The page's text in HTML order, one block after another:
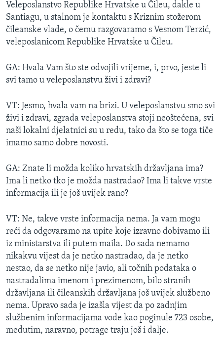
Veleposlanstvo Republike Hrvatske u Čileu, dakle u
Santiagu, u stalnom je kontaktu s Kriznim stožerom
čileanske vlade, o čemu razgovaramo s Vesnom Terzić,
veleposlanicom Republike Hrvatske u Čileu.
GA: Hvala Vam što ste odvojili vrijeme, i, prvo, jeste li
svi tamo u veleposlanstvu živi i zdravi?
VT: Jesmo, hvala vam na brizi. U veleposlanstvu smo svi
živi i zdravi, zgrada veleposlanstva stoji neoštećena, svi
naši lokalni djelatnici su u redu, tako da što se toga tiče
imamo samo dobre novosti.
GA: Znate li možda koliko hrvatskih državljana ima?
Ima li netko tko je možda nastradao? Ima li takve vrste
informacija ili je još uvijek rano?
VT: Ne, takve vrste informacija nema. Ja vam mogu
reći da odgovaramo na upite koje izravno dobivamo ili
iz ministarstva ili putem maila. Do sada nemamo
nikakvu vijest da je netko nastradao, da je netko
nestao, da se netko nije javio, ali točnih podataka o
nastradalima imenom i prezimenom, bilo stranih
državljana ili čileanskih državljana još uvijek službeno
nema. Upravo sada je izašla vijest da po zadnjim
službenim informacijama vode kao poginule 723 osobe,
međutim, naravno, potrage traju još i dalje.